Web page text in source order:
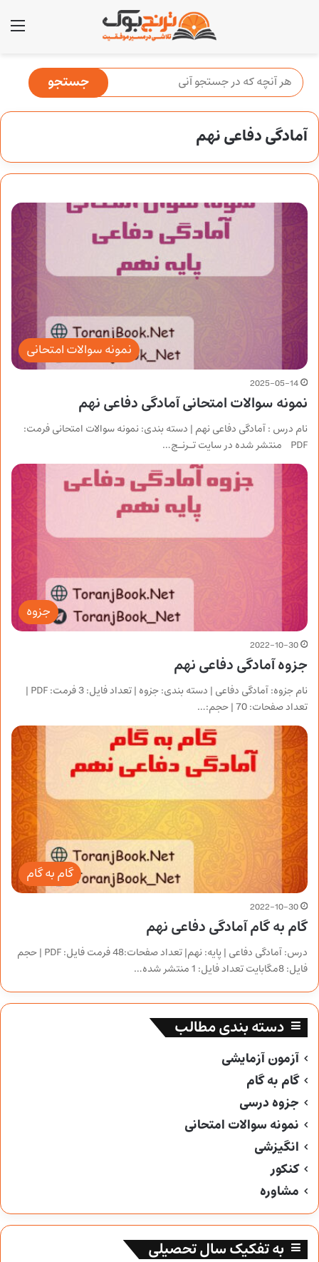
آمادگی دفاعی نهم
نمونه سوالات امتحانی
2025-05-14
نمونه سوالات امتحانی آمادگی دفاعی نهم
نام درس : آمادگی دفاعی نهم | دسته بندی: نمونه سوالات امتحانی فرمت:
PDF منتشر شده در سایت تـرنـج…
جزوه
2022-10-30
جزوه آمادگی دفاعی نهم
نام جزوه: آمادگی دفاعی | دسته بندی: جزوه | تعداد فایل: 3 فرمت: PDF |
تعداد صفحات: 70 | حجم:…
گام به گام
2022-10-30
گام به گام آمادگی دفاعی نهم
درس: آمادگی دفاعی | پایه: نهم| تعداد صفحات:48 فرمت فایل: PDF | حجم
فایل: 8مگابایت تعداد فایل: 1 منتشر شده…
دسته بندی مطالب
آزمون آزمایشی
گام به گام
جزوه درسی
نمونه سوالات امتحانی
انگیزشی
کنکور
مشاوره
به تفکیک سال تحصیلی